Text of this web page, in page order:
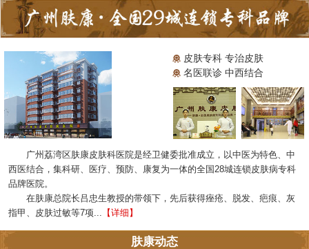
皮肤专科 专治皮肤
名医联诊 中西结合
广州荔湾区肤康皮肤科医院是经卫健委批准成立，以中医为特色、中
西医结合，集科研、医疗、预防、康复为一体的全国28城连锁皮肤病专科
品牌医院。
在肤康总院长吕忠生教授的带领下，先后获得痤疮、脱发、疤痕、灰
指甲、皮肤过敏等7项...
【详细】
肤康动态